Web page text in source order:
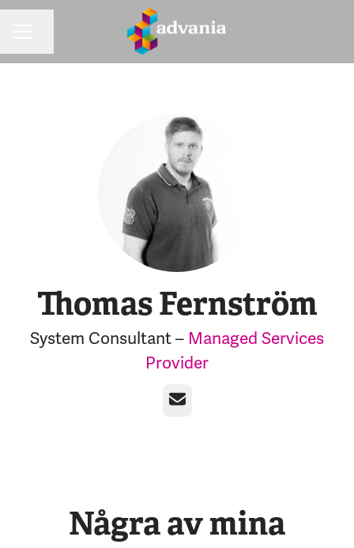
Thomas Fernström
System Consultant – Managed Services
Provider
E-post
Några av mina